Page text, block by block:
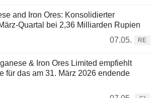
and Iron Ores: Konsolidierter
Quartal bei 2,36 Milliarden Rupien
07.05.
RE
& Iron Ores Limited empfiehlt
für das am 31. März 2026 endende